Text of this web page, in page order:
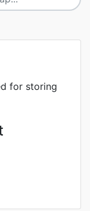
for storing